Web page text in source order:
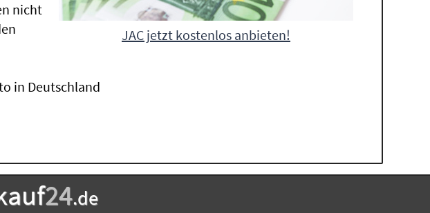
JAC jetzt kostenlos anbieten!
nicht
in Deutschland
24.de